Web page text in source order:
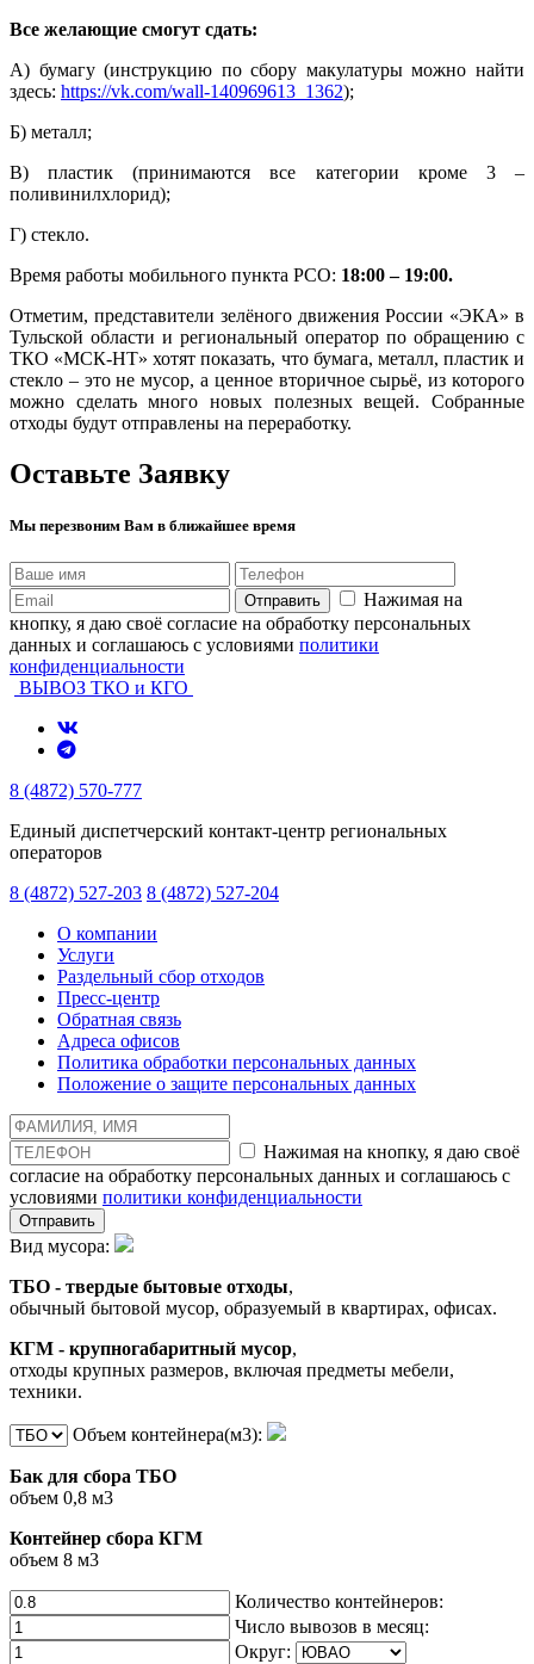
Все желающие смогут сдать:
А) бумагу (инструкцию по сбору макулатуры можно найти
здесь: https://vk.com/wall-140969613_1362);
Б) металл;
В) пластик (принимаются все категории кроме 3 –
поливинилхлорид);
Г) стекло.
Время работы мобильного пункта РСО: 18:00 – 19:00.
Отметим, представители зелёного движения России «ЭКА» в
Тульской области и региональный оператор по обращению с
ТКО «МСК-НТ» хотят показать, что бумага, металл, пластик и
стекло – это не мусор, а ценное вторичное сырьё, из которого
можно сделать много новых полезных вещей. Собранные
отходы будут отправлены на переработку.
Оставьте Заявку
Мы перезвоним Вам в ближайшее время
Отправить
Нажимая на
кнопку, я даю своё согласие на обработку персональных
данных и соглашаюсь с условиями политики
конфиденциальности
ВЫВОЗ ТКО и КГО
8 (4872) 570-777
Единый диспетчерский контакт-центр региональных
операторов
8 (4872) 527-203 8 (4872) 527-204
О компании
Услуги
Раздельный сбор отходов
Пресс-центр
Обратная связь
Адреса офисов
Политика обработки персональных данных
Положение о защите персональных данных
Нажимая на кнопку, я даю своё
согласие на обработку персональных данных и соглашаюсь с
условиями политики конфиденциальности
Отправить
Вид мусора:
ТБО - твердые бытовые отходы,
обычный бытовой мусор, образуемый в квартирах, офисах.
КГМ - крупногабаритный мусор,
отходы крупных размеров, включая предметы мебели,
техники.
Объем контейнера(м3):
Бак для сбора ТБО
объем 0,8 м3
Контейнер сбора КГМ
объем 8 м3
Количество контейнеров:
Число вывозов в месяц:
Округ: